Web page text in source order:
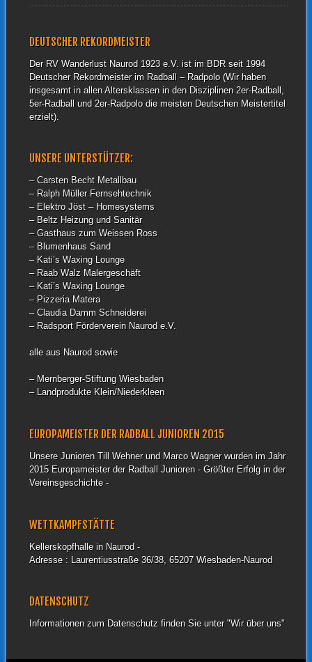
DEUTSCHER REKORDMEISTER
Der RV Wanderlust Naurod 1923 e.V. ist im BDR seit 1994
Deutscher Rekordmeister im Radball – Radpolo (Wir haben
insgesamt in allen Altersklassen in den Disziplinen 2er-Radball,
5er-Radball und 2er-Radpolo die meisten Deutschen Meistertitel
erzielt).
UNSERE UNTERSTÜTZER:
– Carsten Becht Metallbau
– Ralph Müller Fernsehtechnik
– Elektro Jöst – Homesystems
– Beltz Heizung und Sanitär
– Gasthaus zum Weissen Ross
– Blumenhaus Sand
– Kati’s Waxing Lounge
– Raab Walz Malergeschäft
– Kati’s Waxing Lounge
– Pizzeria Matera
– Claudia Damm Schneiderei
– Radsport Förderverein Naurod e.V.
alle aus Naurod sowie
– Mernberger-Stiftung Wiesbaden
– Landprodukte Klein/Niederkleen
EUROPAMEISTER DER RADBALL JUNIOREN 2015
Unsere Junioren Till Wehner und Marco Wagner wurden im Jahr
2015 Europameister der Radball Junioren - Größter Erfolg in der
Vereinsgeschichte -
WETTKAMPFSTÄTTE
Kellerskopfhalle in Naurod -
Adresse : Laurentiusstraße 36/38, 65207 Wiesbaden-Naurod
DATENSCHUTZ
Informationen zum Datenschutz finden Sie unter "Wir über uns"